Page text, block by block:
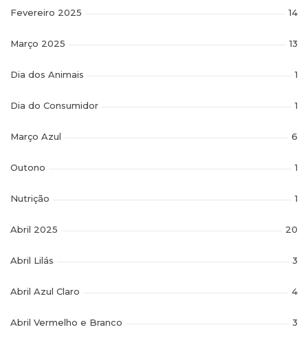
Fevereiro 2025 14
Março 2025 13
Dia dos Animais 1
Dia do Consumidor 1
Março Azul 6
Outono 1
Nutrição 1
Abril 2025 20
Abril Lilás 3
Abril Azul Claro 4
Abril Vermelho e Branco 3